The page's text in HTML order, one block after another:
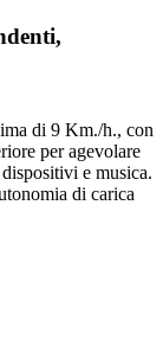
di 9 Km./h., con
per agevolare
e musica.
di carica